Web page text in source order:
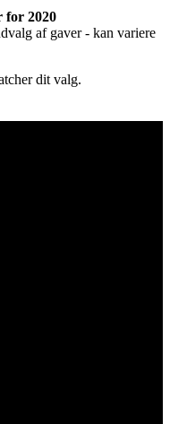
for 2020
af gaver - kan variere
dit valg.